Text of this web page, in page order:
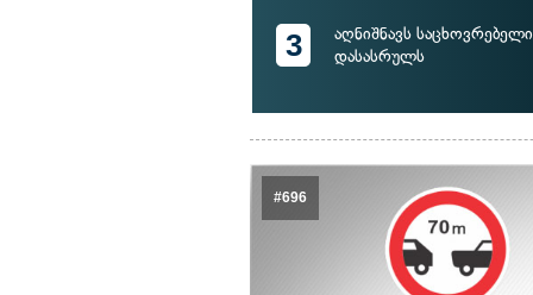
3
აღნიშნავს
დასასრულს
#696